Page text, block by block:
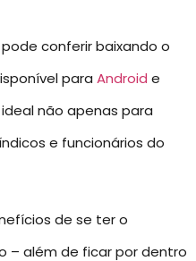
conferir baixando o
para Android e
não apenas para
e funcionários do
de se ter o
– além de ficar por dentro